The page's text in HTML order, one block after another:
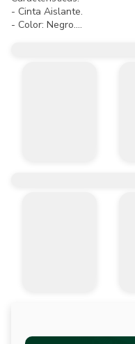
- Cinta Aislante.
- Color: Negro.